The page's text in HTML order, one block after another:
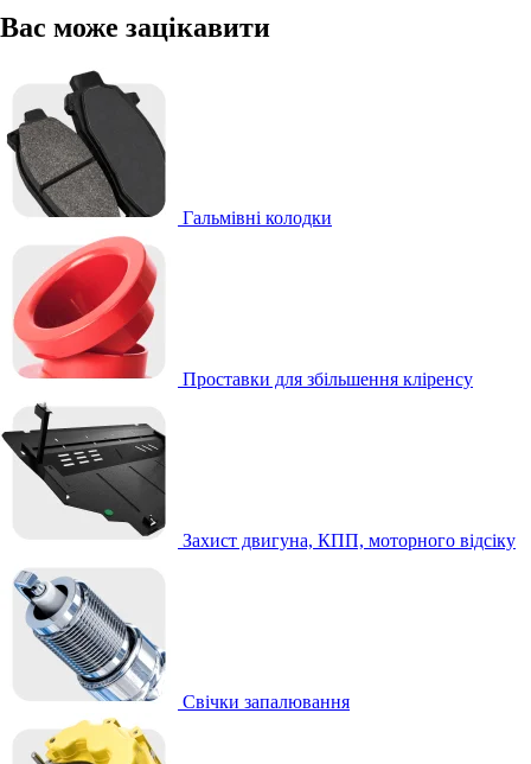
Вас може зацікавити
Гальмівні колодки
Проставки для збільшення кліренсу
Захист двигуна, КПП, моторного відсіку
Свічки запалювання